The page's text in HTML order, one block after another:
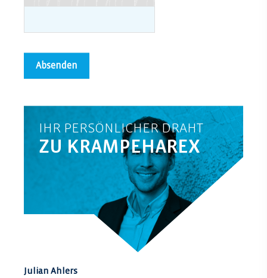
IHR PERSÖNLICHER DRAHT
ZU KRAMPEHAREX
Julian Ahlers